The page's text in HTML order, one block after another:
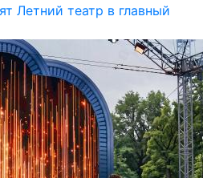
Летний театр в главный